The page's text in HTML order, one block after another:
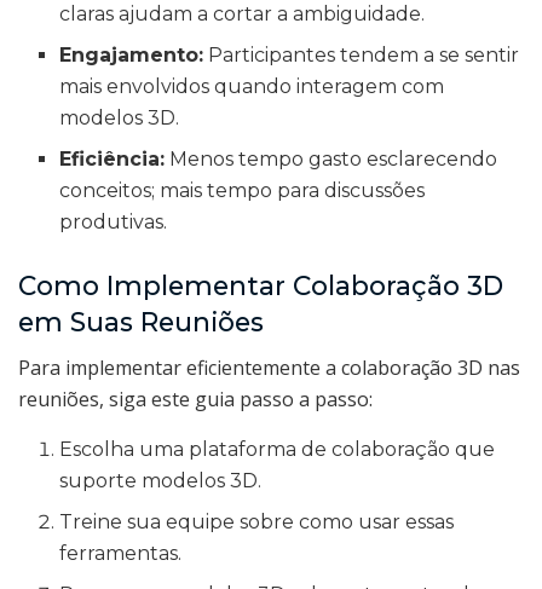
claras ajudam a cortar a ambiguidade.
Engajamento: Participantes tendem a se sentir
mais envolvidos quando interagem com
modelos 3D.
Eficiência: Menos tempo gasto esclarecendo
conceitos; mais tempo para discussões
produtivas.
Como Implementar Colaboração 3D
em Suas Reuniões
Para implementar eficientemente a colaboração 3D nas
reuniões, siga este guia passo a passo:
Escolha uma plataforma de colaboração que
suporte modelos 3D.
Treine sua equipe sobre como usar essas
ferramentas.